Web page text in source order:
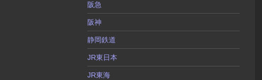
阪急
阪神
静岡鉄道
JR東日本
JR東海